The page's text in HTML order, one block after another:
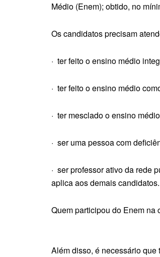
Médio (Enem); obtido, no
Os candidatos precisam
· ter feito o ensino médio
· ter feito o ensino médio
· ter mesclado o ensino
· ser uma pessoa com
· ser professor ativo da rede
aplica aos demais candidatos.
Quem participou do Enem na
Além disso, é necessário